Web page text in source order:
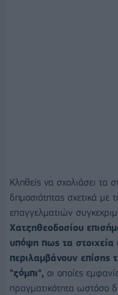
Κληθείς να σχολιάσει τα
δημοσιότητας σχετικά
επαγγελματιών
Χατζηθεοδοσίου
υπόψη πως τα
περιλαμβάνουν επίσης
"ζόμπι", οι οποίες
πραγματικότητα ωστόσο